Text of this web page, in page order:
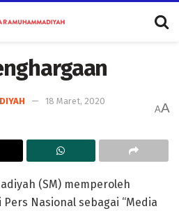
18 Maret, 2020
AA
(SM) memperoleh
Nasional sebagai “Media